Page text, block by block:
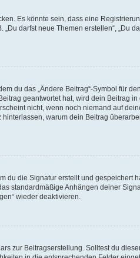
Es könnte sein, dass eine
darfst neue Themen erstellen“, „Du
du das „Ändere Beitrag“-Symbol für den
geantwortet hat, wird dein Beitrag in
nicht, wenn noch niemand auf
warum dein Beitrag
du die Signatur erstellt und gespeichert
standardmäßige Anhängen deiner
wieder deaktivieren.
zur Beitragserstellung. Solltest du